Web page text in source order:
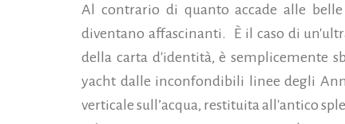
Al contrario di quanto accade alle
diventano affascinanti. È il caso di
della carta d'identità, è semplicemente
yacht dalle inconfondibili linee degli
verticale sull’acqua, restituita all'antico